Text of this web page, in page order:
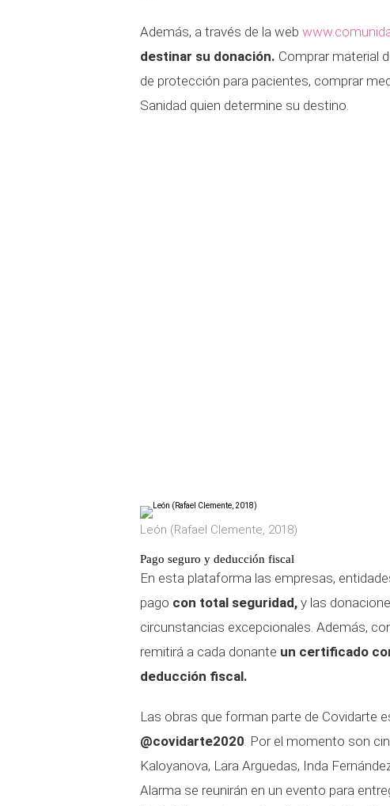
Además, a través de la web
destinar su donación. Comprar material
de protección para pacientes, comprar
Sanidad quien determine su destino.
León (Rafael Clemente, 2018)
Pago seguro y deducción fiscal
En esta plataforma las empresas,
pago con total seguridad, y las
circunstancias excepcionales. Además,
remitirá a cada donante un certificado
deducción fiscal.
Las obras que forman parte de Covidarte
@covidarte2020. Por el momento son
Kaloyanova, Lara Arguedas, Inda
Alarma se reunirán en un evento para